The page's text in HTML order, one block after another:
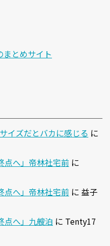
まとめサイト
イズだとバカに感じる に
点へ」帝林社宅前 に
点へ」帝林社宅前 に 益子
点へ」九艘泊 に Tenty17